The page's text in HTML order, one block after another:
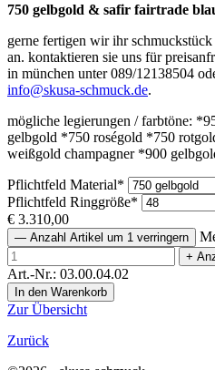
750 gelbgold & safir fairtrade
gerne fertigen wir ihr
an. kontaktieren sie uns für
in münchen unter 089/12138504
info@skusa-schmuck.de.
mögliche legierungen / farbtöne:
gelbgold *750 roségold *750
weißgold champagner *900
Pflichtfeld Material*
Pflichtfeld Ringgröße*
€ 3.310,00
— Anzahl Artikel um 1 verringern
+
Art.-Nr.: 03.00.04.02
Zur Übersicht
Zurück